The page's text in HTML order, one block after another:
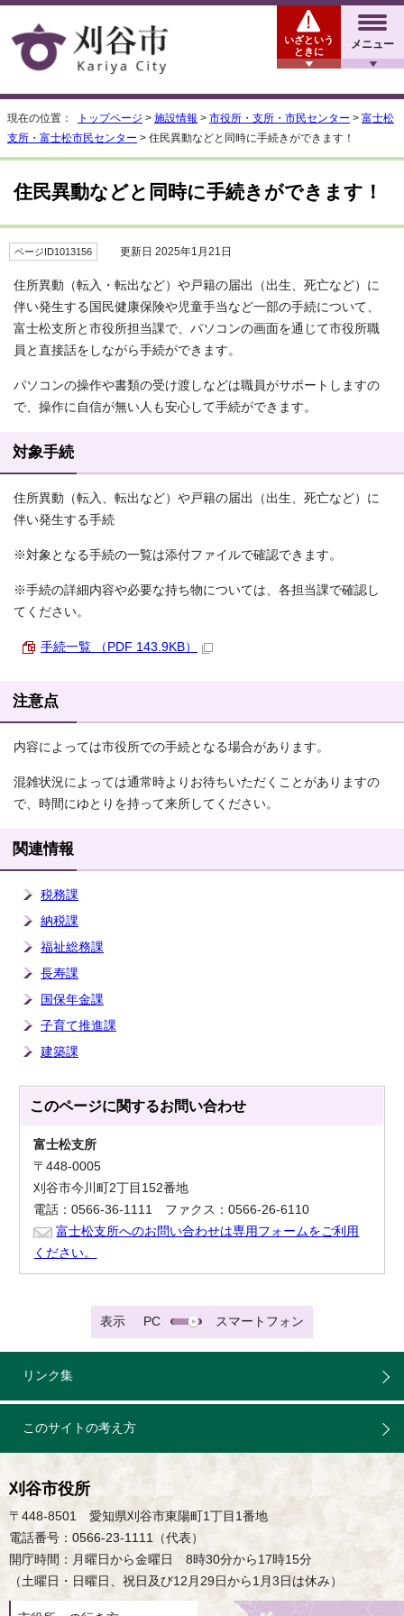
メニュー
いざという
ときに
現在の位置： トップページ > 施設情報 > 市役所・支所・市民センター > 富士松
支所・富士松市民センター > 住民異動などと同時に手続きができます！
住民異動などと同時に手続きができます！
ページID1013156 更新日 2025年1月21日
住所異動（転入・転出など）や戸籍の届出（出生、死亡など）に
伴い発生する国民健康保険や児童手当など一部の手続について、
富士松支所と市役所担当課で、パソコンの画面を通じて市役所職
員と直接話をしながら手続ができます。
パソコンの操作や書類の受け渡しなどは職員がサポートしますの
で、操作に自信が無い人も安心して手続ができます。
対象手続
住所異動（転入、転出など）や戸籍の届出（出生、死亡など）に
伴い発生する手続
※対象となる手続の一覧は添付ファイルで確認できます。
※手続の詳細内容や必要な持ち物については、各担当課で確認し
てください。
手続一覧 （PDF 143.9KB）
注意点
内容によっては市役所での手続となる場合があります。
混雑状況によっては通常時よりお待ちいただくことがありますの
で、時間にゆとりを持って来所してください。
関連情報
税務課
納税課
福祉総務課
長寿課
国保年金課
子育て推進課
建築課
このページに関するお問い合わせ
富士松支所
〒448-0005
刈谷市今川町2丁目152番地
電話：0566-36-1111 ファクス：0566-26-6110
富士松支所へのお問い合わせは専用フォームをご利用
ください。
表示 PC スマートフォン
リンク集
このサイトの考え方
刈谷市役所
〒448-8501 愛知県刈谷市東陽町1丁目1番地
電話番号：0566-23-1111（代表）
開庁時間：月曜日から金曜日 8時30分から17時15分
（土曜日・日曜日、祝日及び12月29日から1月3日は休み）